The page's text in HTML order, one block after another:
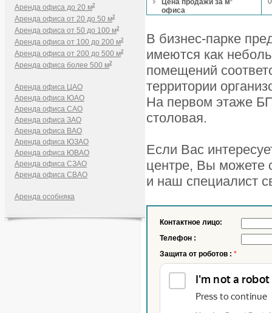
Аренда офиса до 20 м2
Аренда офиса от 20 до 50 м2
Аренда офиса от 50 до 100 м2
Аренда офиса от 100 до 200 м2
Аренда офиса от 200 до 500 м2
Аренда офиса более 500 м2
Аренда офиса ЦАО
Аренда офиса ЮАО
Аренда офиса САО
Аренда офиса ЗАО
Аренда офиса ВАО
Аренда офиса ЮЗАО
Аренда офиса ЮВАО
Аренда офиса СЗАО
Аренда офиса СВАО
Аренда особняка
Цена продажи за м
офиса
В бизнес-парке
имеются как
помещений
территории
На первом этаже
столовая.
Если Вас
центре, Вы можете
и наш специалист
Контактное лицо:
Телефон :
Защита от роботов : *